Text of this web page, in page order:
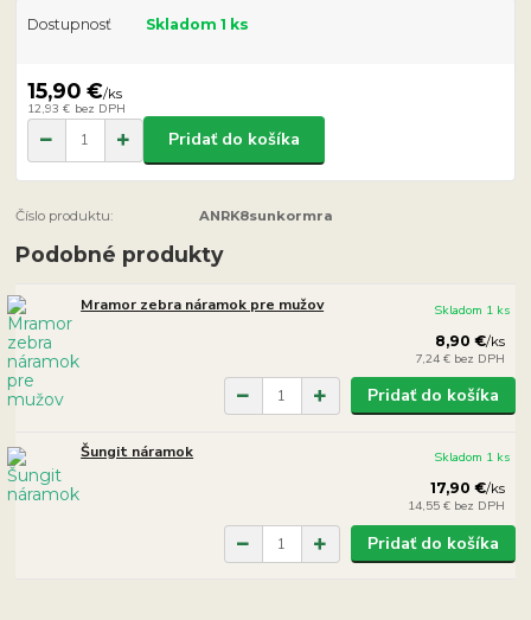
Dostupnosť Skladom 1 ks
15,90 €/ks
12,93 € bez DPH
Pridať do košíka
Číslo produktu: ANRK8sunkormra
Podobné produkty
Mramor zebra náramok pre mužov
8,90 €/ks
7,24 € bez DPH
Skladom 1 ks
Pridať do košíka
Šungit náramok
17,90 €/ks
14,55 € bez DPH
Skladom 1 ks
Pridať do košíka